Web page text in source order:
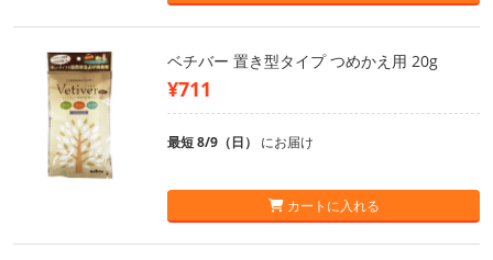
ベチバー 置き型タイプ つめかえ用 20g
¥711
最短 8/9（日） にお届け
カートに入れる